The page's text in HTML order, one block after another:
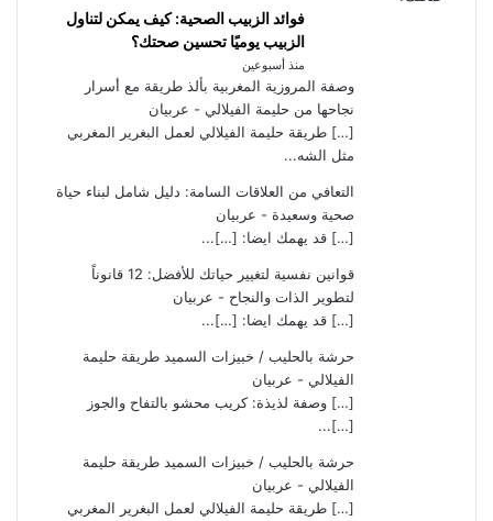
فوائد الزبيب الصحية: كيف يمكن لتناول
الزبيب يوميًا تحسين صحتك؟
منذ أسبوعين
وصفة المروزية المغربية بألذ طريقة مع أسرار
نجاحها من حليمة الفيلالي - عربيان
[…] طريقة حليمة الفيلالي لعمل البغرير المغربي
مثل الشه...
التعافي من العلاقات السامة: دليل شامل لبناء حياة
صحية وسعيدة - عربيان
[…] قد يهمك ايضا: […]...
قوانين نفسية لتغيير حياتك للأفضل: 12 قانوناً
لتطوير الذات والنجاح - عربيان
[…] قد يهمك ايضا: […]...
حرشة بالحليب / خبيزات السميد طريقة حليمة
الفيلالي - عربيان
[…] وصفة لذيذة: كريب محشو بالتفاح والجوز
[…]...
حرشة بالحليب / خبيزات السميد طريقة حليمة
الفيلالي - عربيان
[…] طريقة حليمة الفيلالي لعمل البغرير المغربي